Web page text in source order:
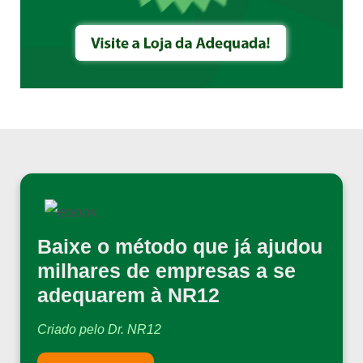
Baixe o método que já ajudou
milhares de empresas a se
adequarem à NR12
Criado pelo Dr. NR12